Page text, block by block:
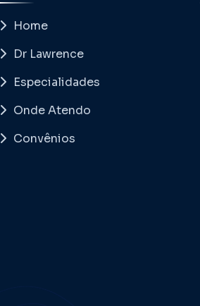
Home
Dr Lawrence
Especialidades
Onde Atendo
Convênios